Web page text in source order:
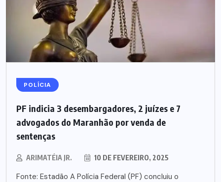
POLÍCIA
PF indicia 3 desembargadores, 2 juízes e 7
advogados do Maranhão por venda de
sentenças
ARIMATÉIA JR. 10 DE FEVEREIRO, 2025
Fonte: Estadão A Polícia Federal (PF) concluiu o